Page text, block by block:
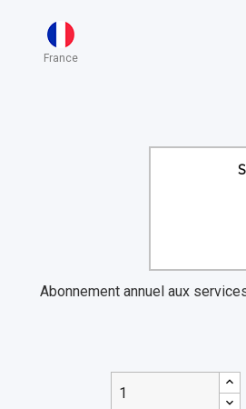
France
Abonnement annuel aux